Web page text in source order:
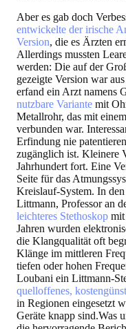
Aber es gab doch
entwickelte der irische
Version, die es Ärzten
Allerdings mussten
werden: Die auf der
gezeigte Version war
erfand ein Arzt namens
nutzbare Variante mit
Metallrohr, das mit
verbunden war.
Erfindung nie
zugänglich ist. Kleinere
Jahrhundert fort. Eine
Seite für das
Kreislauf-System. In
Littmann, Professor an
leichteres Stethoskop mit
Jahren wurden
die Klangqualität oft
Klänge im mittleren
tiefen oder hohen
Loubani ein Littmann-
quelloffenes,
in Regionen eingesetzt
Geräte knapp sind.Was